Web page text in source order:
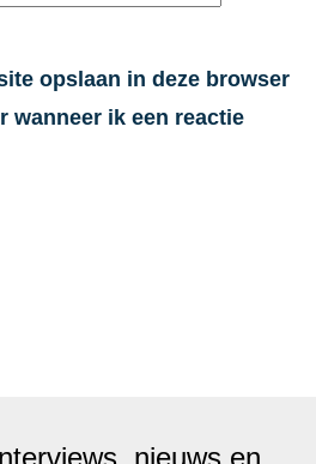
opslaan in deze browser
wanneer ik een reactie